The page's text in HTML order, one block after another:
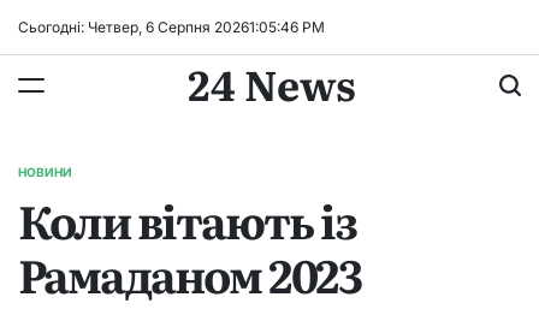
Сьогодні: Четвер, 6 Серпня 20261:05:47 PM
24 News
ОПУБЛІКУВАТИ
НОВИНИ
Коли вітають із
Рамаданом 2023